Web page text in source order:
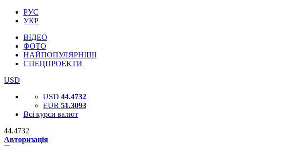
РУС
УКР
ВІДЕО
ФОТО
НАЙПОПУЛЯРНІШІ
СПЕЦПРОЕКТИ
USD
USD 44.4732
EUR 51.3093
Всі курси валют
44.4732
Авторизація